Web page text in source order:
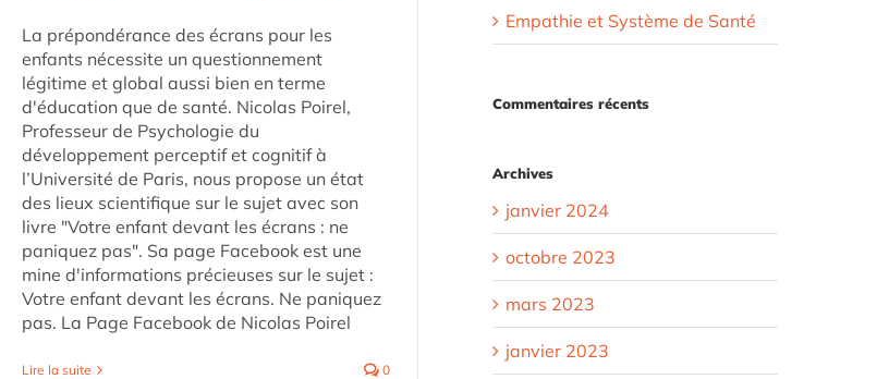
La prépondérance des écrans pour les
enfants nécessite un questionnement
légitime et global aussi bien en terme
d'éducation que de santé. Nicolas Poirel,
Professeur de Psychologie du
développement perceptif et cognitif à
l’Université de Paris, nous propose un état
des lieux scientifique sur le sujet avec son
livre "Votre enfant devant les écrans : ne
paniquez pas". Sa page Facebook est une
mine d'informations précieuses sur le sujet :
Votre enfant devant les écrans. Ne paniquez
pas. La Page Facebook de Nicolas Poirel
Lire la suite 0
Empathie et Système de Santé
Commentaires récents
Archives
janvier 2024
octobre 2023
mars 2023
janvier 2023